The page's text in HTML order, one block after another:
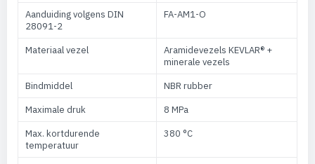
Aanduiding volgens DIN
28091-2
FA-AM1-O
Materiaal vezel
Aramidevezels KEVLAR® +
minerale vezels
Bindmiddel
NBR rubber
Maximale druk
8 MPa
Max. kortdurende
temperatuur
380 °C